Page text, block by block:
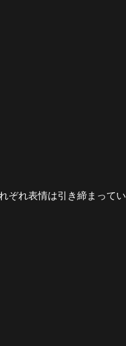
ぞれ表情は引き締まってい